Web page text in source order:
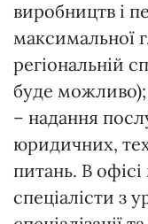
виробництв і
максимальної
регіональній
буде можливо);
– надання
юридичних,
питань. В
спеціалісти з